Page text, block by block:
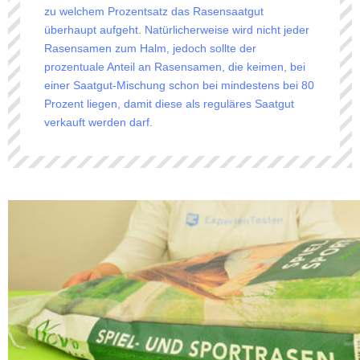
zu welchem Prozentsatz das Rasensaatgut
überhaupt aufgeht. Natürlicherweise wird nicht jeder
Rasensamen zum Halm, jedoch sollte der
prozentuale Anteil an Rasensamen, die keimen, bei
einer Saatgut-Mischung schon bei mindestens bei 80
Prozent liegen, damit diese als reguläres Saatgut
verkauft werden darf.